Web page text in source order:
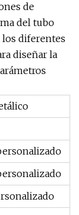
de
del tubo
los diferentes
diseñar la